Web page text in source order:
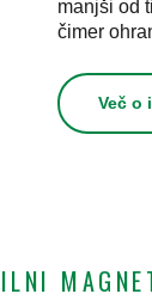
manjši od
čimer
Več o